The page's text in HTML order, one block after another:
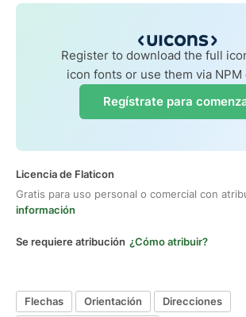
Register to download the full
icon fonts or use them via NPM
Regístrate para
Licencia de Flaticon
Gratis para uso personal o comercial con
información
Se requiere atribución ¿Cómo atribuir?
Flechas Orientación
Direcciones